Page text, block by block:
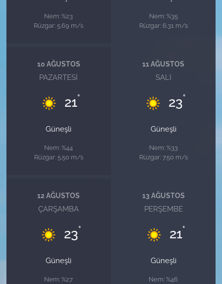
Nem: %23
Rüzgar: 5.69 m/s
Nem: %35
Rüzgar: 6.31 m/s
10 AĞUSTOS
PAZARTESI
21°
Güneşli
Nem: %44
Rüzgar: 5.50 m/s
11 AĞUSTOS
SALI
23°
Güneşli
Nem: %33
Rüzgar: 7.50 m/s
12 AĞUSTOS
ÇARŞAMBA
23°
Güneşli
Nem: %27
13 AĞUSTOS
PERŞEMBE
21°
Güneşli
Nem: %46